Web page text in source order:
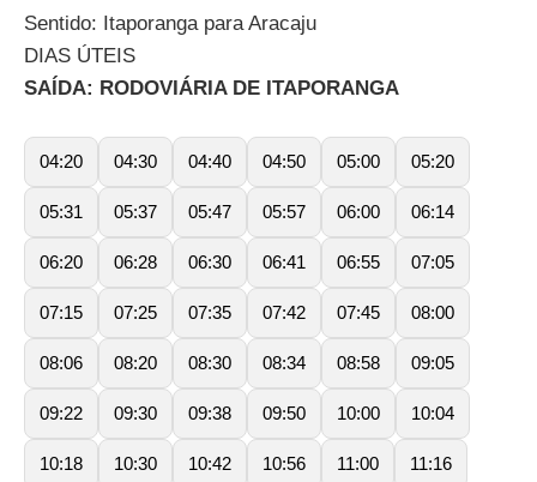
Sentido: Itaporanga para Aracaju
DIAS ÚTEIS
SAÍDA: RODOVIÁRIA DE ITAPORANGA
04:20 04:30 04:40 04:50 05:00 05:20
05:31 05:37 05:47 05:57 06:00 06:14
06:20 06:28 06:30 06:41 06:55 07:05
07:15 07:25 07:35 07:42 07:45 08:00
08:06 08:20 08:30 08:34 08:58 09:05
09:22 09:30 09:38 09:50 10:00 10:04
10:18 10:30 10:42 10:56 11:00 11:16